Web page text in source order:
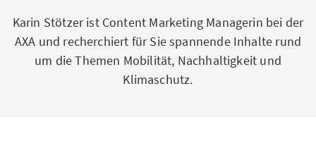
Karin Stötzer ist Content Marketing Managerin bei der
AXA und recherchiert für Sie spannende Inhalte rund
um die Themen Mobilität, Nachhaltigkeit und
Klimaschutz.